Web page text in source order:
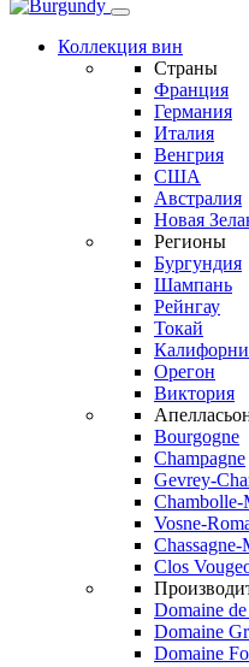
Коллекция вин
Страны
Франция
Германия
Италия
Венгрия
США
Австралия
Новая
Регионы
Бургундия
Шампань
Рейнгау
Токай
Орегон
Виктория
Bourgogne
Champagne
Gevrey-
Chambolle-
Vosne-
Clos
Domaine
Domaine
Domaine